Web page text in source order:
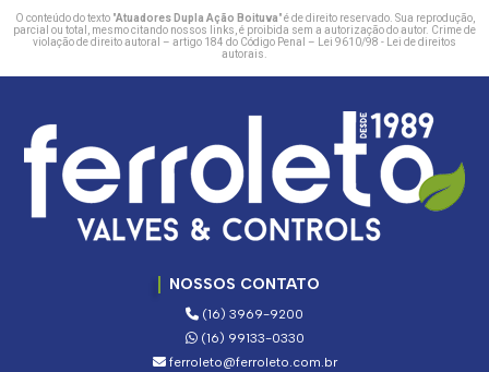
O conteúdo do texto "Atuadores Dupla Ação Boituva" é de direito reservado. Sua reprodução,
parcial ou total, mesmo citando nossos links, é proibida sem a autorização do autor. Crime de
violação de direito autoral – artigo 184 do Código Penal – Lei 9610/98 - Lei de direitos
autorais.
NOSSOS CONTATO
(16) 3969-9200
(16) 99133-0330
ferroleto@ferroleto.com.br